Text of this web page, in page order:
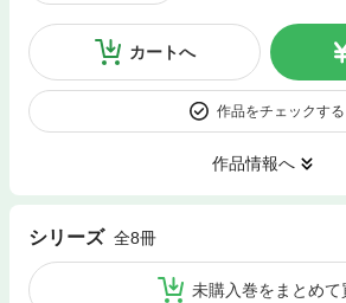
カートへ
作品をチェックする
作品情報へ
シリーズ 全8冊
未購入巻をまとめて